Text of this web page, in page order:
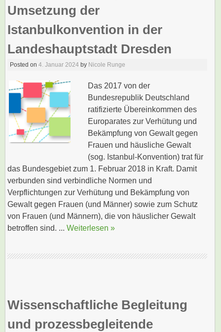
Umsetzung der
Istanbulkonvention in der
Landeshauptstadt Dresden
Posted on4. Januar 2024 by Nicole Runge
Das 2017 von der
Bundesrepublik Deutschland
ratifizierte Übereinkommen des
Europarates zur Verhütung und
Bekämpfung von Gewalt gegen
Frauen und häusliche Gewalt
(sog. Istanbul-Konvention) trat für
das Bundesgebiet zum 1. Februar 2018 in Kraft. Damit
verbunden sind verbindliche Normen und
Verpflichtungen zur Verhütung und Bekämpfung von
Gewalt gegen Frauen (und Männer) sowie zum Schutz
von Frauen (und Männern), die von häuslicher Gewalt
betroffen sind. ...Weiterlesen »
Wissenschaftliche Begleitung
und prozessbegleitende